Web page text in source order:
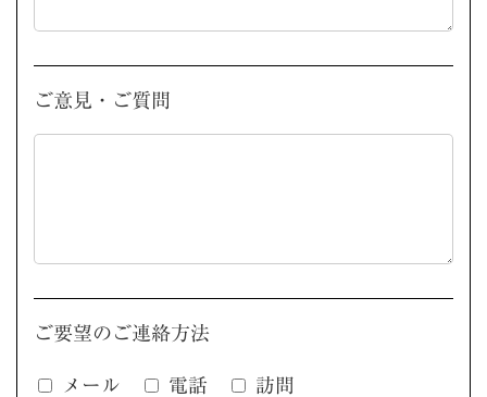
ご意見・ご質問
ご要望のご連絡方法
メール 電話 訪問